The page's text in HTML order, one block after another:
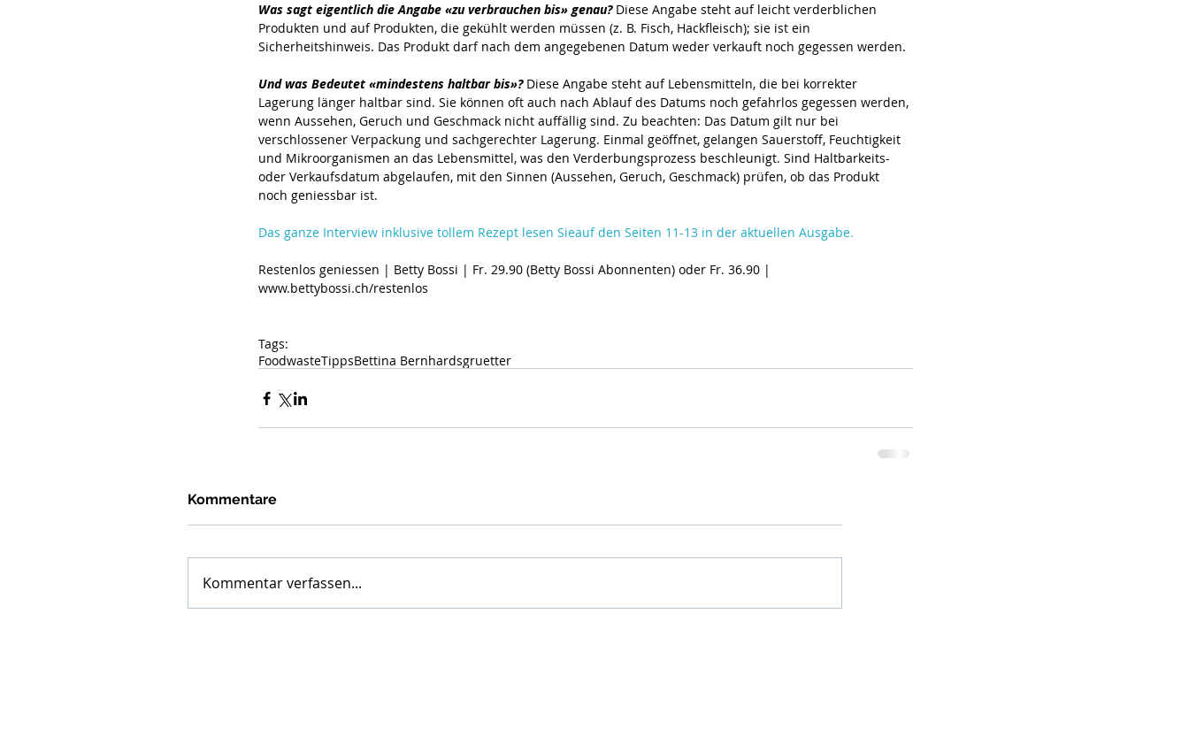
Was sagt eigentlich die Angabe «zu verbrauchen bis» genau? Diese Angabe steht auf leicht verderblichen
Produkten und auf Produkten, die gekühlt werden müssen (z. B. Fisch, Hackfleisch); sie ist ein
Sicherheitshinweis. Das Produkt darf nach dem angegebenen Datum weder verkauft noch gegessen werden.
Und was Bedeutet «mindestens haltbar bis»? Diese Angabe steht auf Lebensmitteln, die bei korrekter
Lagerung länger haltbar sind. Sie können oft auch nach Ablauf des Datums noch gefahrlos gegessen werden,
wenn Aussehen, Geruch und Geschmack nicht auffällig sind. Zu beachten: Das Datum gilt nur bei
verschlossener Verpackung und sachgerechter Lagerung. Einmal geöffnet, gelangen Sauerstoff, Feuchtigkeit
und Mikroorganismen an das Lebensmittel, was den Verderbungsprozess beschleunigt. Sind Haltbarkeits-
oder Verkaufsdatum abgelaufen, mit den Sinnen (Aussehen, Geruch, Geschmack) prüfen, ob das Produkt
noch geniessbar ist.
Das ganze Interview inklusive tollem Rezept lesen Sieauf den Seiten 11-13 in der aktuellen Ausgabe.
Restenlos geniessen | Betty Bossi | Fr. 29.90 (Betty Bossi Abonnenten) oder Fr. 36.90 |
www.bettybossi.ch/restenlos
Tags:
FoodwasteTippsBettina Bernhardsgruetter
Kommentare
Kommentar verfassen...